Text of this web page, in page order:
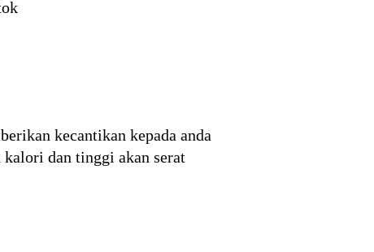
kecantikan kepada anda
dan tinggi akan serat